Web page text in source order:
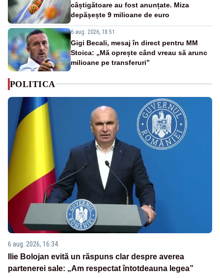
câștigătoare au fost anunțate. Miza
depășește 9 milioane de euro
6 aug. 2026, 18:51
Gigi Becali, mesaj în direct pentru MM
Stoica: „Mă oprește când vreau să arunc
milioane pe transferuri”
POLITICA
6 aug. 2026, 16:34
Ilie Bolojan evită un răspuns clar despre averea
partenerei sale: „Am respectat întotdeauna legea”